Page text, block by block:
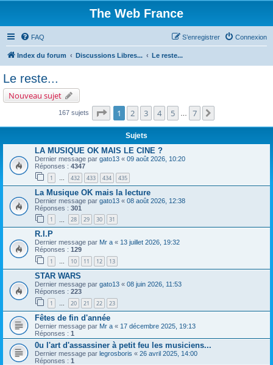
The Web France
FAQ Connexion
S’enregistrer
Index du forum Discussions Libres... Le reste...
Le reste...
Nouveau sujet
167 sujets Page sur7
1 2 3 4 5 7
Sujets
LA MUSIQUE OK MAIS LE CINE ?
Dernier message par gato13 « 09 août 2026, 10:20
Réponses : 4347
1 … 432 433 434 435
La Musique OK mais la lecture
Dernier message par gato13 « 08 août 2026, 12:38
Réponses : 301
1 28 29 30 31
R.I.P
Dernier message par Mr a « 13 juillet 2026, 19:32
Réponses : 129
1 … 10 11 12 13
STAR WARS
Dernier message par gato13 « 08 juin 2026, 11:53
Réponses : 223
1 … 20 21 22 23
Fêtes de fin d'année
Dernier message par Mr a « 17 décembre 2025, 19:13
Réponses : 1
0u l'art d'assassiner à petit feu les musiciens...
Dernier message par legrosboris « 26 avril 2025, 14:00
Réponses : 1